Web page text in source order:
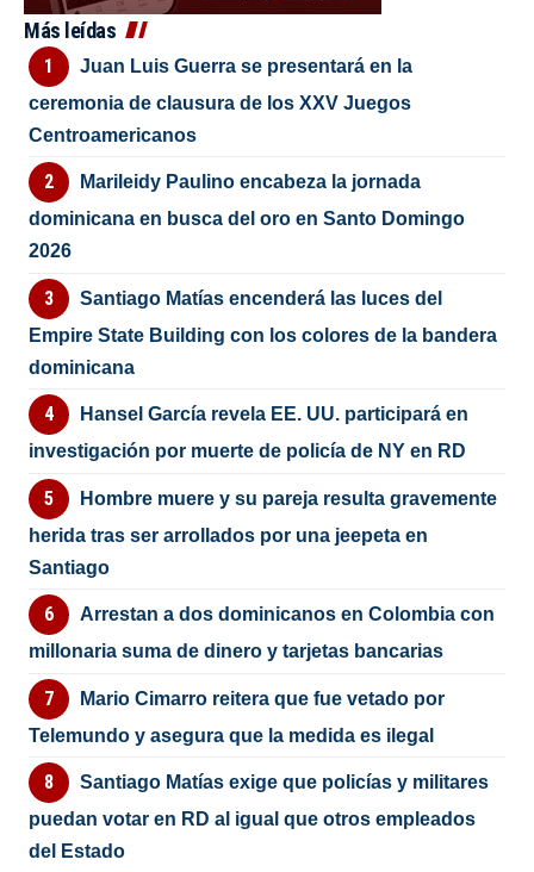
Más leídas
Juan Luis Guerra se presentará en la
ceremonia de clausura de los XXV Juegos
Centroamericanos
Marileidy Paulino encabeza la jornada
dominicana en busca del oro en Santo Domingo
2026
Santiago Matías encenderá las luces del
Empire State Building con los colores de la bandera
dominicana
Hansel García revela EE. UU. participará en
investigación por muerte de policía de NY en RD
Hombre muere y su pareja resulta gravemente
herida tras ser arrollados por una jeepeta en
Santiago
Arrestan a dos dominicanos en Colombia con
millonaria suma de dinero y tarjetas bancarias
Mario Cimarro reitera que fue vetado por
Telemundo y asegura que la medida es ilegal
Santiago Matías exige que policías y militares
puedan votar en RD al igual que otros empleados
del Estado